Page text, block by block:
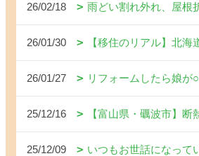
26/02/18 雨どい割れ外れ、屋根
26/01/30 【移住のリアル】北
26/01/27 リフォームしたら娘が
25/12/16 【富山県・礪波市】
25/12/09 いつもお世話になって